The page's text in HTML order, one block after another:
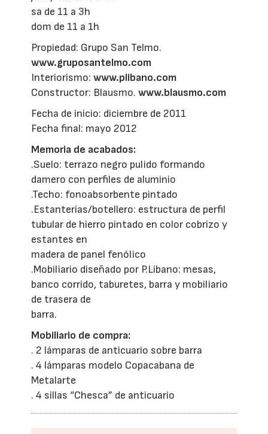
sa de 11 a 3h
dom de 11 a 1h
Propiedad: Grupo San Telmo.
www.gruposantelmo.com
Interiorismo:www.plibano.com
Constructor: Blausmo.www.blausmo.com
Fecha de inicio: diciembre de 2011
Fecha final: mayo 2012
Memoria de acabados:
.Suelo: terrazo negro pulido formando
damero con perfiles de aluminio
.Techo: fonoabsorbente pintado
.Estanterías/botellero: estructura de perfil
tubular de hierro pintado en color cobrizo y
estantes en
madera de panel fenólico
.Mobiliario diseñado por P.Líbano: mesas,
banco corrido, taburetes, barra y mobiliario
de trasera de
barra.
Mobiliario de compra:
. 2 lámparas de anticuario sobre barra
. 4 lámparas modelo Copacabana de
Metalarte
. 4 sillas “Chesca” de anticuario